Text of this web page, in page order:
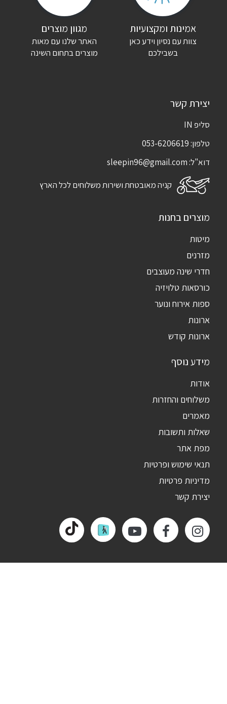
שמור בדפדפן זה את השם, האימייל והאתר שלי לפעם הבאה שאגיב.
אמינות ומקצועיות
צוות עם נסיון וידע כאן
בשבילכם
מגוון מוצרים
האתר שלנו עם מאות
מוצרים בתחום השינה
יצירת קשר
סליפ IN
טלפון:053-6206619
דוא"ל:sleepin96@gmail.com
קניה מאובטחת ושירות משלוחים לכל הארץ
מוצרים בחנות
מיטות
מזרנים
חדרי שינה מעוצבים
כורסאות טלויזיה
ספות אירוח ונוער
ארונות
ארונות קודש
מידע נוסף
אודות
משלוחים והחזרות
מאמרים
שאלות ותשובות
מפת אתר
תנאי שימוש ופרטיות
מדיניות פרטיות
יצירת קשר